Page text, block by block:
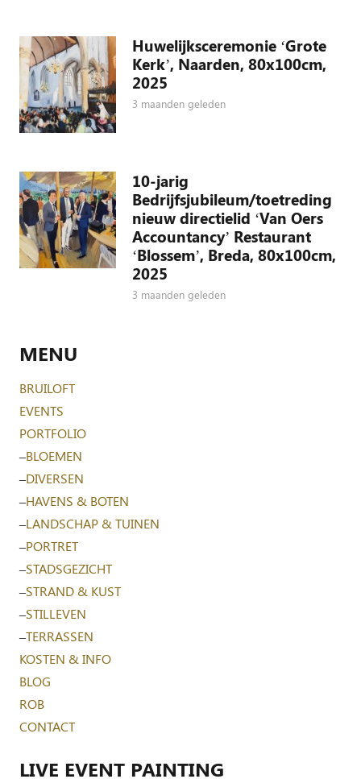
Huwelijksceremonie ‘Grote
Kerk’, Naarden, 80x100cm,
2025
3 maanden geleden
10-jarig
Bedrijfsjubileum/toetreding
nieuw directielid ‘Van Oers
Accountancy’ Restaurant
‘Blossem’, Breda, 80x100cm,
2025
3 maanden geleden
MENU
BRUILOFT
EVENTS
PORTFOLIO
–BLOEMEN
–DIVERSEN
–HAVENS & BOTEN
–LANDSCHAP & TUINEN
–PORTRET
–STADSGEZICHT
–STRAND & KUST
–STILLEVEN
–TERRASSEN
KOSTEN & INFO
BLOG
ROB
CONTACT
LIVE EVENT PAINTING